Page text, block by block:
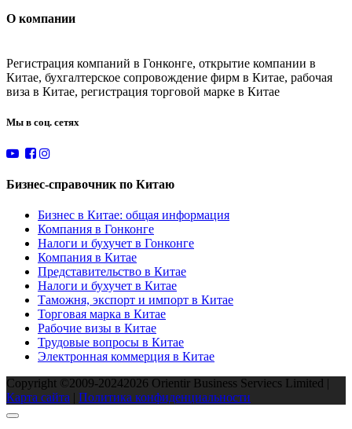
О компании
Регистрация компаний в Гонконге, открытие компании в
Китае, бухгалтерское сопровождение фирм в Китае, рабочая
виза в Китае, регистрация торговой марке в Китае
Мы в соц. сетях
Бизнес-справочник по Китаю
Бизнес в Китае: общая информация
Компания в Гонконге
Налоги и бухучет в Гонконге
Компания в Китае
Представительство в Китае
Налоги и бухучет в Китае
Таможня, экспорт и импорт в Китае
Торговая марка в Китае
Рабочие визы в Китае
Трудовые вопросы в Китае
Электронная коммерция в Китае
Copyright ©2009-20242026 Orientir Business Serviecs Limited |
Карта сайта | Политика конфиденциальности